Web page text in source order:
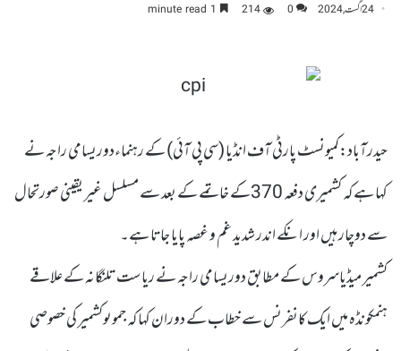
24 اگست, 2024 0
214
حیدرآباد:کمیونسٹ پارٹی آف انڈیا (سی پی آئی) کے رہنماءدوریسامی راجہ نے
کہا ہے کہ کشمیری دفعہ 370کے خاتمے کے بعد سے مسلسل غیر یقینی صورتحال
سے دوچار ہیں اور انکے اندر شدید غم و غصہ پایا جاتا ہے۔
کشمیر میڈیاسروس کے مطابق دوریسامی راجہ نے ریاست تلنگانہ کے علاقے
ہنمکونڈہ میں ایک کانفرنس سے خطاب کے دوران کہا کہ جموںوکشمیر کی خصوصی